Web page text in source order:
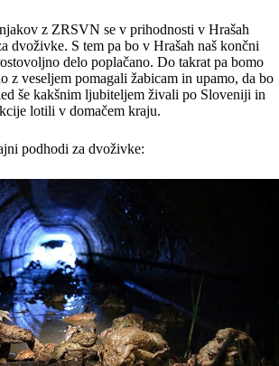
z ZRSVN se v prihodnosti v Hrašah
dvoživke. S tem pa bo v Hrašah naš končni
delo poplačano. Do takrat pa bomo
z veseljem pomagali žabicam in upamo, da bo
še kakšnim ljubiteljem živali po Sloveniji in
lotili v domačem kraju.
podhodi za dvoživke: